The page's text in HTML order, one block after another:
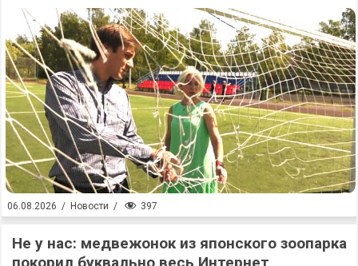
06.08.2026 / Новости / 397
Не у нас: медвежонок из японского зоопарка
покорил буквально весь Интернет